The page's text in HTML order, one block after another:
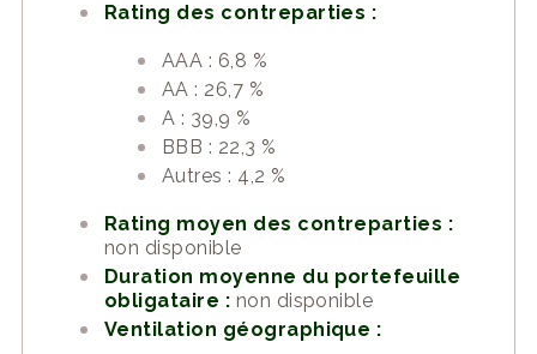
Rating des contreparties :
AAA : 6,8 %
AA : 26,7 %
A : 39,9 %
BBB : 22,3 %
Autres : 4,2 %
Rating moyen des contreparties :
non disponible
Duration moyenne du portefeuille
obligataire : non disponible
Ventilation géographique :